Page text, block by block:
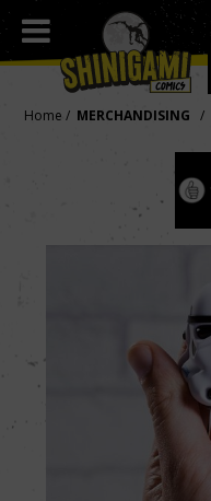
Home MERCHANDISING